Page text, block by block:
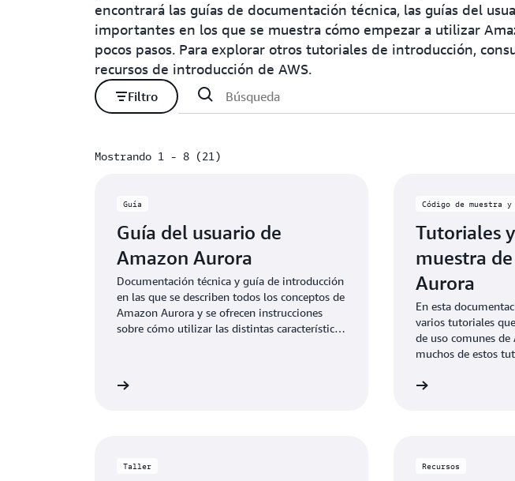
encontrará las guías de documentación técnica, las guías del
importantes en los que se muestra cómo empezar a utilizar
pocos pasos. Para explorar otros tutoriales de introducción,
recursos de introducción de AWS.
Filtro
Mostrando 1 - 8 (21)
Guía
Guía del usuario de
Amazon Aurora
Documentación técnica y guía de introducción
en las que se describen todos los conceptos de
Amazon Aurora y se ofrecen instrucciones
sobre cómo utilizar las distintas características
Código de muestra
Tutoriales
muestra
Aurora
En esta
varios tutoriales
de uso comunes de
muchos de estos
AWS. Además,
Taller Recursos